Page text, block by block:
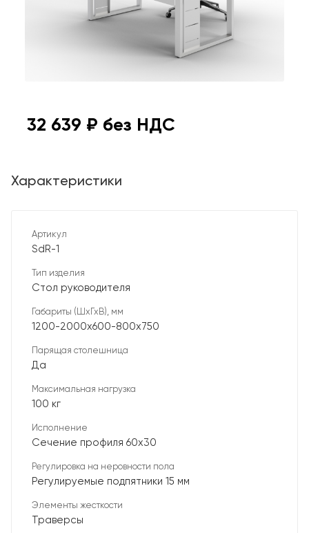
32 639 ₽ без НДС
Характеристики
Артикул
SdR-1
Тип изделия
Стол руководителя
Габариты (ШхГхВ), мм
1200-2000х600-800х750
Парящая столешница
Да
Максимальная нагрузка
100 кг
Исполнение
Сечение профиля 60х30
Регулировка на неровности пола
Регулируемые подпятники 15 мм
Элементы жесткости
Траверсы